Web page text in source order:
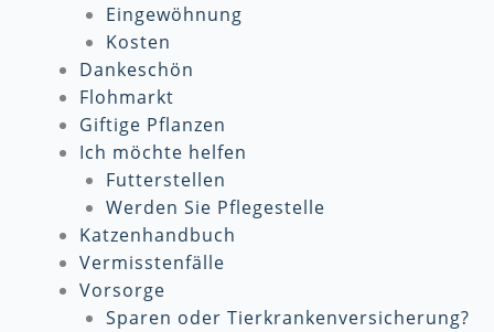
Eingewöhnung
Kosten
Dankeschön
Flohmarkt
Giftige Pflanzen
Ich möchte helfen
Futterstellen
Werden Sie Pflegestelle
Katzenhandbuch
Vermisstenfälle
Vorsorge
Sparen oder Tierkrankenversicherung?